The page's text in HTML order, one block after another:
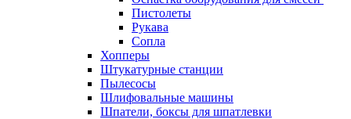
Пистолеты
Рукава
Сопла
Хопперы
Штукатурные станции
Пылесосы
Шлифовальные машины
Шпатели, боксы для шпатлевки